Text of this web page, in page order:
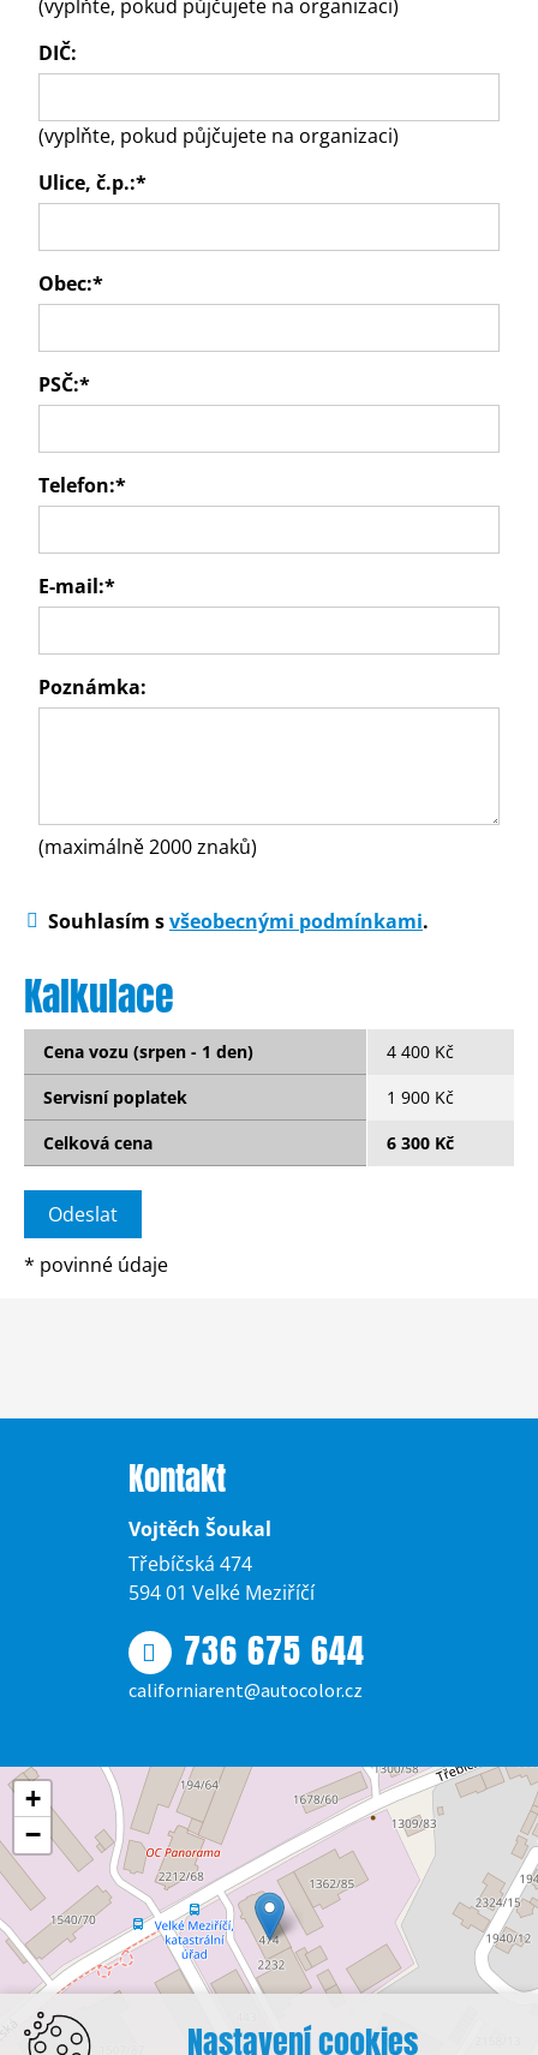
(vyplňte, pokud půjčujete na organizaci)
DIČ:
(vyplňte, pokud půjčujete na organizaci)
Ulice, č.p.:*
Obec:*
PSČ:*
Telefon:*
E-mail:*
Poznámka:
(maximálně 2000 znaků)
Souhlasím svšeobecnými podmínkami.
Kalkulace
Cena vozu (srpen - 1 den)
4 400 Kč
Servisní poplatek
1 900 Kč
Celková cena
6 300 Kč
* povinné údaje
Kontakt
Vojtěch Šoukal
Třebíčská 474
594 01 Velké Meziříčí
736 675 644
californiarent@autocolor.cz
+
−
Nastavení cookies